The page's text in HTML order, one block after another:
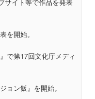
を開始。
で第17回文化庁メディ
ョン飯』を開始。